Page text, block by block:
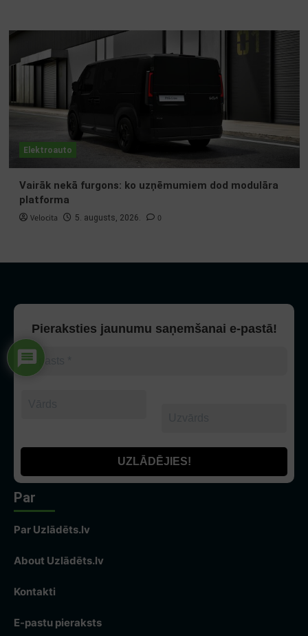
Elektroauto
Vairāk nekā furgons: ko uzņēmumiem dod modulāra
platforma
Velocita 5. augusts, 2026. 0
Pieraksties jaunumu saņemšanai e-pastā!
Par
Par Uzlādēts.lv
About Uzlādēts.lv
Kontakti
E-pastu pieraksts